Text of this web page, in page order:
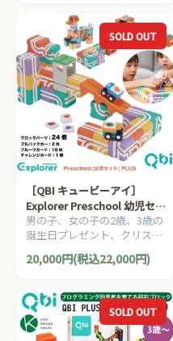
QBI キュービーアイシリーズ
です。
SOLD OUT
［QBI キュービーアイ］
Explorer Preschool 幼児セッ
トPLUS ブロック24個 車2台 2
歳から4歳頃 プログラミング
的思考を育てる磁石ブロック
知育玩具
男の子、女の子の2歳、3歳の
誕生日プレゼント、クリスマ
スプレゼント、入園祝いにお
すすめの、プログラミング的
QBI キュービーアイシリーズ
です。
20,000円(税込22,000円)
SOLD OUT